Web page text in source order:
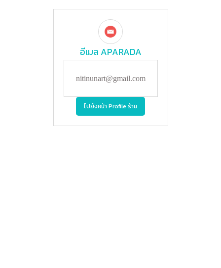
อีเมล APARADA
nitinunart@gmail.com
ไปยังหน้า Profile ร้าน